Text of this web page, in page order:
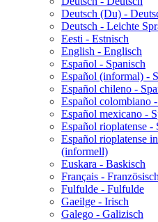
Deutsch (Du) -
Deutsch - Leichte
Eesti - Estnisch
English - Englisch
Español - Spanisch
Español (informal) -
Español chileno -
Español colombiano
Español mexicano -
Español rioplatense
Español rioplatense
(informell)
Euskara - Baskisch
Français - Französisch
Fulfulde - Fulfulde
Gaeilge - Irisch
Galego - Galizisch